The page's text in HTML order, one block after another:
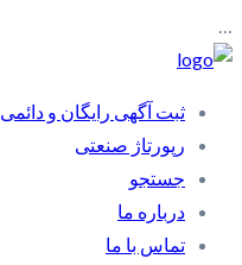
…
ثبت آگهی رایگان و دائمی
رپورتاژ صنعتی
جستجو
درباره ما
تماس با ما